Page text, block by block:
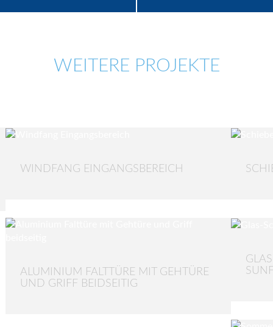
WEITERE PROJEKTE
WINDFANG EINGANGSBEREICH
ALUMINIUM FALTTÜRE MIT GEHTÜRE
UND GRIFF BEIDSEITIG